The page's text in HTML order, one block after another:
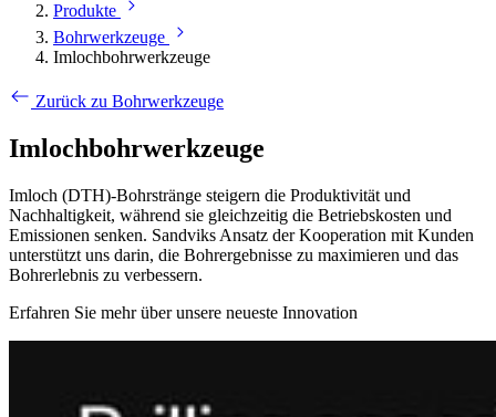
Produkte
Bohrwerkzeuge
Imlochbohrwerkzeuge
Zurück zu Bohrwerkzeuge
Imlochbohrwerkzeuge
Imloch (DTH)-Bohrstränge steigern die Produktivität und
Nachhaltigkeit, während sie gleichzeitig die Betriebskosten und
Emissionen senken. Sandviks Ansatz der Kooperation mit Kunden
unterstützt uns darin, die Bohrergebnisse zu maximieren und das
Bohrerlebnis zu verbessern.
Erfahren Sie mehr über unsere neueste Innovation